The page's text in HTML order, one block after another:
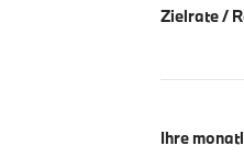
Zielrate /
Ihre